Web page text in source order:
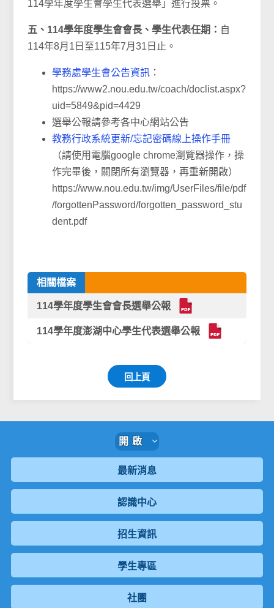
114學年度學生會學生代表選舉」進行投票。
五、114學年度學生會會長、學生代表任期： 自
114年8月1日至115年7月31日止。
學務處學生會公告資訊 ：
https://www2.nou.edu.tw/coach/doclist.aspx?
uid=5849&pid=4429
選舉公報請參考各中心網站公告
教務行政系統更新/忘記密碼線上操作手冊
（請使用電腦google chrome瀏覽器操作，操
作完畢後，關閉所有瀏覽器，再重新開啟）
https://www.nou.edu.tw/img/UserFiles/file/pdf
/forgottenPassword/forgotten_password_stu
dent.pdf
相關檔案
114學年度學生會會長選舉公報
114學年度澎湖中心學生代表選舉公報
回上頁
開啟
最新消息
認識中心
招生資訊
學生專區
社團